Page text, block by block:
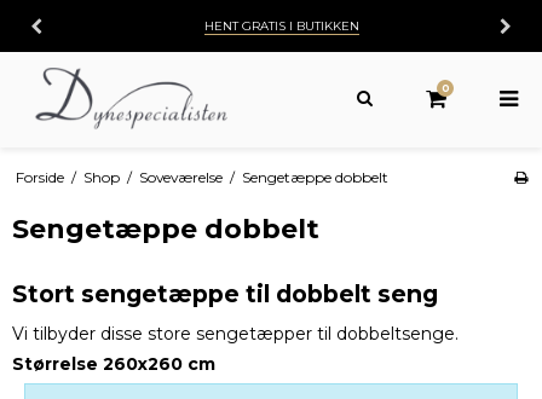
HENT GRATIS I BUTIKKEN
0
Forside / Shop / Soveværelse / Sengetæppe dobbelt
Sengetæppe dobbelt
Stort sengetæppe til dobbelt seng
Vi tilbyder disse store sengetæpper til dobbeltsenge.
Størrelse 260x260 cm